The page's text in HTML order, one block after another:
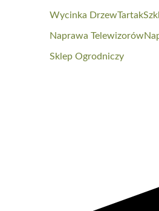
Wycinka DrzewTartak
Naprawa Telewizorów
Sklep Ogrodniczy